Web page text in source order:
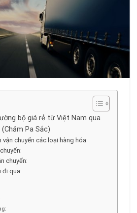
bộ giá rẻ từ Việt Nam qua
Pa Sắc)
vận chuyển các loại hàng hóa:
chuyển:
đi qua: